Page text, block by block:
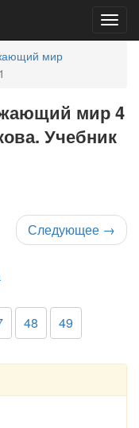
мир
мир 4
Учебник
Следующее →
48 49